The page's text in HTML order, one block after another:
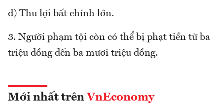
d) Thu lợi bất chính lớn.
3. Người phạm tội còn có thể bị phạt tiền từ ba
triệu đồng đến ba mươi triệu đồng.
Mới nhất trên VnEconomy